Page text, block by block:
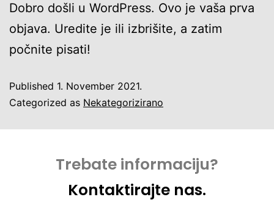
Dobro došli u WordPress. Ovo je vaša prva
objava. Uredite je ili izbrišite, a zatim
počnite pisati!
Published 1. November 2021.
Categorized as Nekategorizirano
Trebate informaciju?
Kontaktirajte nas.